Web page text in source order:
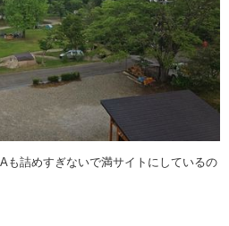
も詰めすぎないで満サイトにしているの